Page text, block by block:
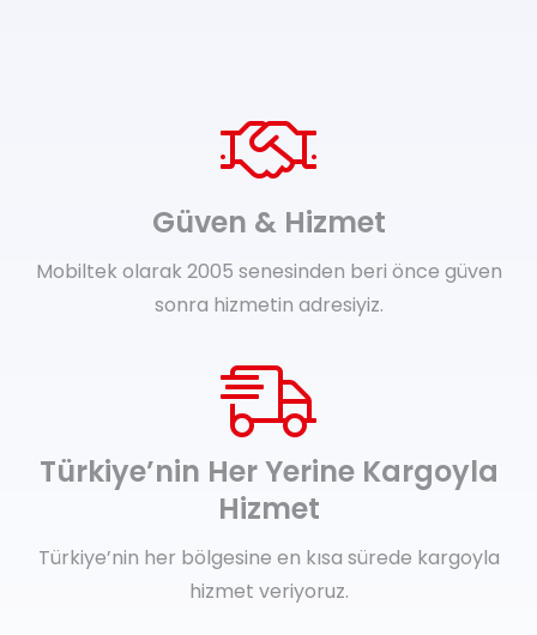
Güven & Hizmet
Mobiltek olarak 2005 senesinden beri önce güven
sonra hizmetin adresiyiz.
Türkiye’nin Her Yerine Kargoyla
Hizmet
Türkiye’nin her bölgesine en kısa sürede kargoyla
hizmet veriyoruz.